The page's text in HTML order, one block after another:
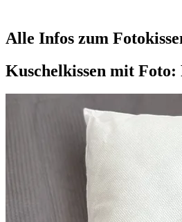
Alle Infos zum
Kuschelkissen mit